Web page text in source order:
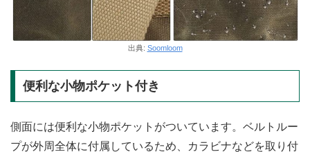
出典: Soomloom
便利な小物ポケット付き
側面には便利な小物ポケットがついています。ベルトルー
プが外周全体に付属しているため、カラビナなどを取り付